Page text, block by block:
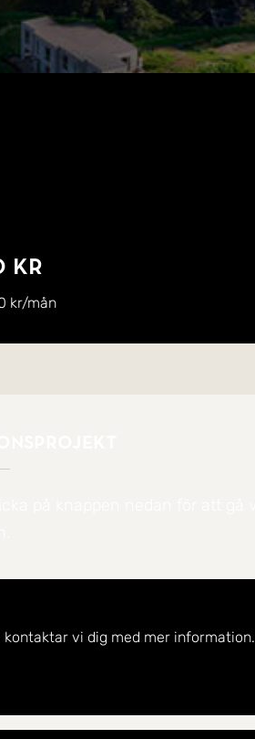
kr
kr/mån
vi dig med mer information.